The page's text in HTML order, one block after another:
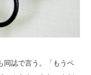
同誌で言う。「もうペ